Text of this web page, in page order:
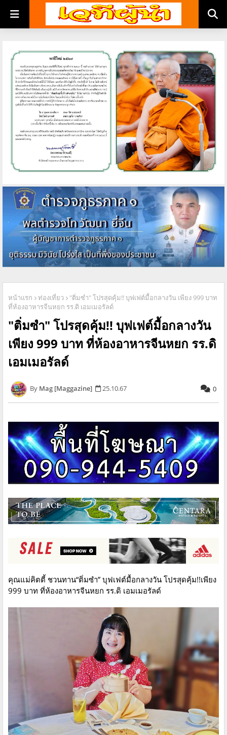
หน้าแรก ท่องเที่ยว
"ติ่มซำ" โปรสุดคุ้ม!! บุฟเฟต์มื้อกลางวัน เพียง 999 บาท
ที่ห้องอาหารจีนหยก รร.ดิ เอมเมอรัลด์
"ติ่มซำ" โปรสุดคุ้ม!! บุฟเฟต์มื้อกลางวัน
เพียง 999 บาท ที่ห้องอาหารจีนหยก รร.ดิ
เอมเมอรัลด์
Mag [Maggazine] 25.10.67 0
คุณแม่คิตตี้ ชวนทาน“ติ่มซำ” บุฟเฟต์มื้อกลางวัน โปรสุดคุ้ม!!เพียง
999 บาท ที่ห้องอาหารจีนหยก รร.ดิ เอมเมอรัลด์